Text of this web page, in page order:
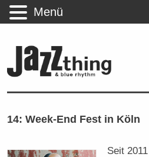
14: Week-End Fest in Köln
Seit
Menü